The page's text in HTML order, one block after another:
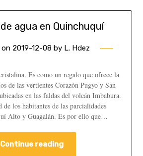
agua en Quinchuquí
on 2019-12-08 by L. Hdez
Es como un regalo que ofrece la
de las vertientes Corazón Pugyo y San
en las faldas del volcán Imbabura.
los habitantes de las parcialidades
Alto y Guagalán. Es por ello que…
Continue reading